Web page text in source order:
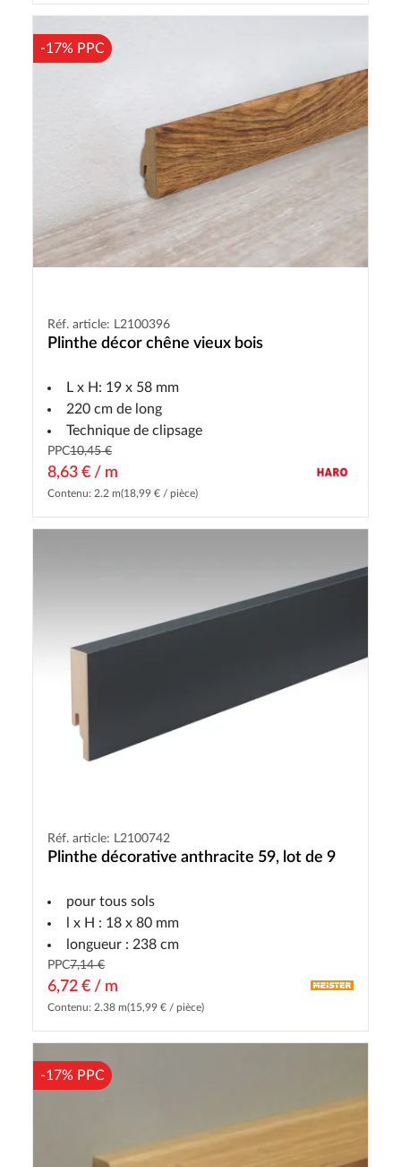
-17% PPC
Réf. article: L2100396
Plinthe décor chêne vieux bois
L x H: 19 x 58 mm
220 cm de long
Technique de clipsage
PPC10,45 €
8,63 € / m
Contenu: 2.2 m(18,99 € / pièce)
Réf. article: L2100742
Plinthe décorative anthracite 59, lot de 9
pour tous sols
l x H : 18 x 80 mm
longueur : 238 cm
PPC7,14 €
6,72 € / m
Contenu: 2.38 m(15,99 € / pièce)
-17% PPC